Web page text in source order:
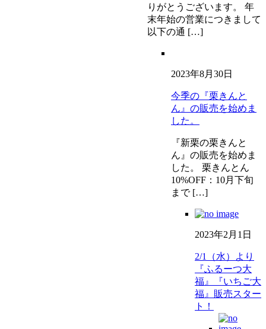
りがとうございます。 年
末年始の営業につきまして
以下の通 […]
2023年8月30日
今季の『栗きんと
ん』の販売を始めま
した。
『新栗の栗きんと
ん』の販売を始めま
した。 栗きんとん
10%OFF：10月下旬
まで […]
2023年2月1日
2/1（水）より
『ふるーつ大
福』『いちご大
福』販売スター
ト！